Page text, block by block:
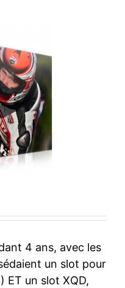
4 ans, avec les
un slot pour
ET un slot XQD,